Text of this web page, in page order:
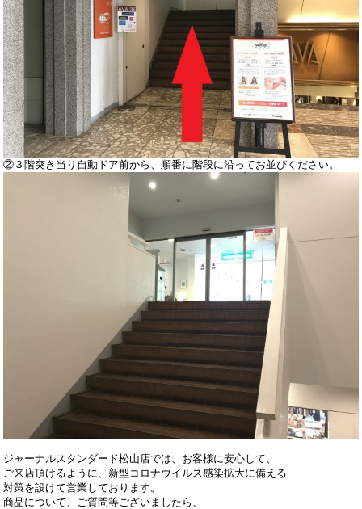
②３階突き当り自動ドア前から、順番に階段に沿ってお並びください。
ジャーナルスタンダード松山店では、お客様に安心して、
ご来店頂けるように、新型コロナウイルス感染拡大に備える
対策を設けて営業しております。
商品について、ご質問等ございましたら、